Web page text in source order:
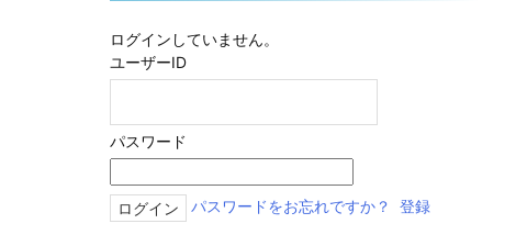
ログインしていません。
ユーザーID
パスワード
パスワードをお忘れですか？ 登録